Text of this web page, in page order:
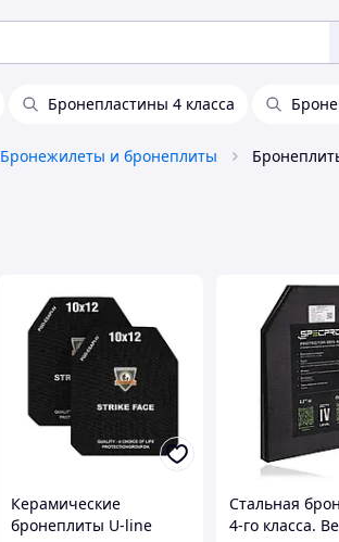
Бронепластины 4 класса
Бронежилеты и бронеплиты
Керамические
бронеплиты U-line
Стальная
4-го класса.